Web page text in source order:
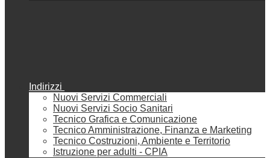
Indirizzi
Nuovi Servizi Commerciali
Nuovi Servizi Socio Sanitari
Tecnico Grafica e Comunicazione
Tecnico Amministrazione, Finanza e Marketing
Tecnico Costruzioni, Ambiente e Territorio
Istruzione per adulti - CPIA